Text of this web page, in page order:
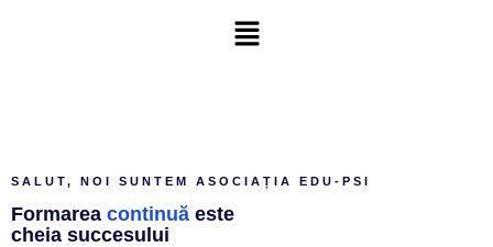
SALUT, NOI SUNTEM ASOCIAȚIA EDU-PSI
Formarea continuă este
cheia succesului